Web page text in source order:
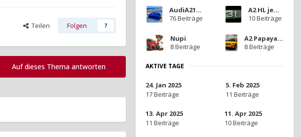
Teilen Folgen 7
Auf dieses Thema antworten
AudiA216RS
76 Beiträge
A2 HL jense
10 Beiträge
Nupi
8 Beiträge
A2 Papayaorange
8 Beiträge
AKTIVE TAGE
24. Jan 2025
17 Beiträge
5. Feb 2025
11 Beiträge
13. Apr 2025
11 Beiträge
11. Apr 2025
10 Beiträge